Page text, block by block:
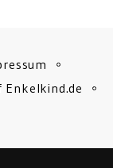
Enkelkind.de